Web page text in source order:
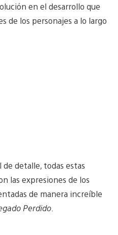
en el desarrollo que
de los personajes a lo largo
detalle, todas estas
las expresiones de los
de manera increíble
Perdido